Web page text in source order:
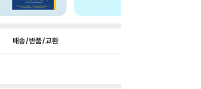
배송/반품/교환